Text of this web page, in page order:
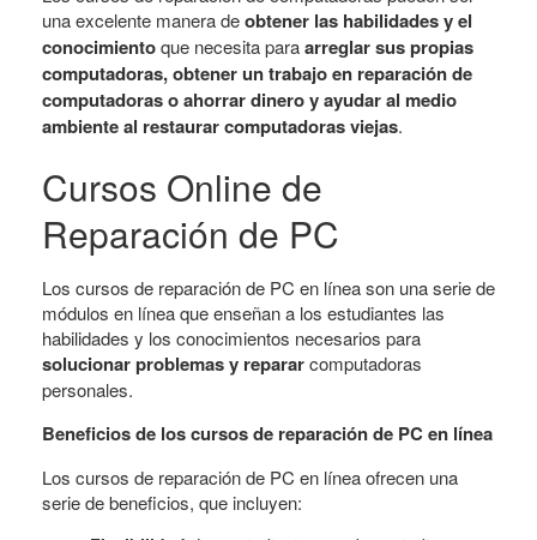
una excelente manera deobtener las habilidades y el
conocimientoque necesita paraarreglar sus propias
computadoras, obtener un trabajo en reparación de
computadoras o ahorrar dinero y ayudar al medio
ambiente al restaurar computadoras viejas.
Cursos Online de
Reparación de PC
Los cursos de reparación de PC en línea son una serie de
módulos en línea que enseñan a los estudiantes las
habilidades y los conocimientos necesarios para
solucionar problemas y repararcomputadoras
personales.
Beneficios de los cursos de reparación de PC en línea
Los cursos de reparación de PC en línea ofrecen una
serie de beneficios, que incluyen: